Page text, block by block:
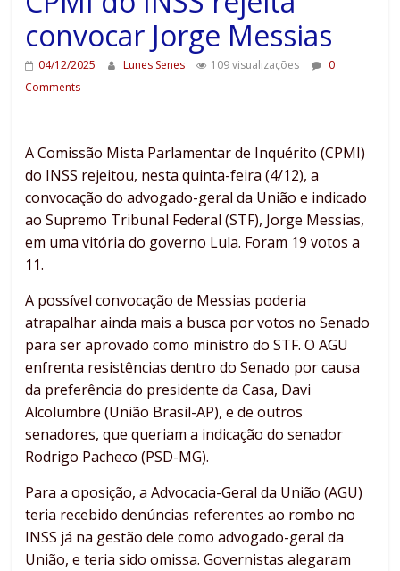
convocar Jorge Messias
04/12/2025 Lunes Senes 109 visualizações
0
Comments
A Comissão Mista Parlamentar de Inquérito (CPMI)
do INSS rejeitou, nesta quinta-feira (4/12), a
convocação do advogado-geral da União e indicado
ao Supremo Tribunal Federal (STF), Jorge Messias,
em uma vitória do governo Lula. Foram 19 votos a
11.
A possível convocação de Messias poderia
atrapalhar ainda mais a busca por votos no Senado
para ser aprovado como ministro do STF. O AGU
enfrenta resistências dentro do Senado por causa
da preferência do presidente da Casa, Davi
Alcolumbre (União Brasil-AP), e de outros
senadores, que queriam a indicação do senador
Rodrigo Pacheco (PSD-MG).
Para a oposição, a Advocacia-Geral da União (AGU)
teria recebido denúncias referentes ao rombo no
INSS já na gestão dele como advogado-geral da
União, e teria sido omissa. Governistas alegaram